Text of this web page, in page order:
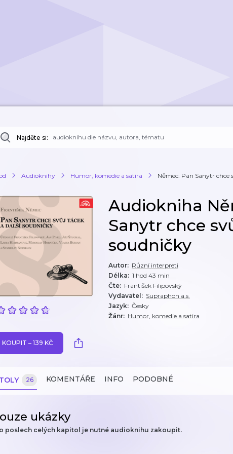
Najděte si:
Audioknihy Humor, komedie a satira Němec: Pan Sanytr chce
Audiokniha
Sanytr chce
soudničky
Autor: Různí interpreti
Délka: 1 hod 43 min
Čte: František Filipovský
Vydavatel : Supraphon a.s.
Jazyk: Česky
Žánr: Humor, komedie a satira
KOUPIT – 139 KČ
26 KOMENTÁŘE INFO PODOBNÉ
ukázky
poslech celých kapitol je nutné audioknihu zakoupit.